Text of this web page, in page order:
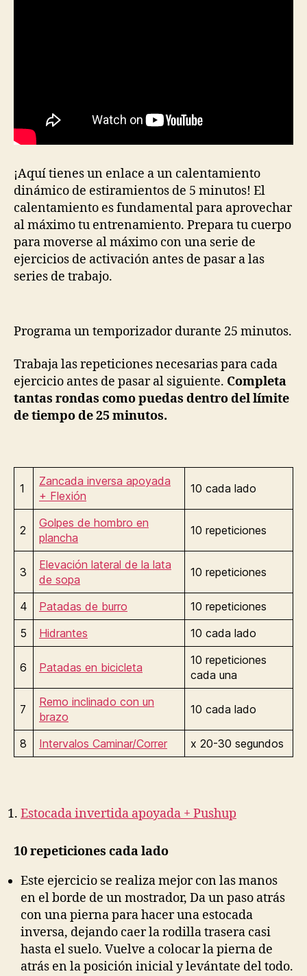
¡Aquí tienes un enlace a un calentamiento
dinámico de estiramientos de 5 minutos! El
calentamiento es fundamental para aprovechar
al máximo tu entrenamiento. Prepara tu cuerpo
para moverse al máximo con una serie de
ejercicios de activación antes de pasar a las
series de trabajo.
Programa un temporizador durante 25 minutos.
Trabaja las repeticiones necesarias para cada
ejercicio antes de pasar al siguiente. Completa
tantas rondas como puedas dentro del límite
de tiempo de 25 minutos.
1
Zancada inversa apoyada
+ Flexión
10 cada lado
2
Golpes de hombro en
plancha
10 repeticiones
3
Elevación lateral de la lata
de sopa
10 repeticiones
4 Patadas de burro
10 repeticiones
5
Hidrantes 10 cada lado
6 Patadas en bicicleta
10 repeticiones
cada una
7
Remo inclinado con un
brazo
10 cada lado
8 Intervalos Caminar/Correr x 20-30 segundos
Estocada invertida apoyada + Pushup
10 repeticiones cada lado
Este ejercicio se realiza mejor con las manos
en el borde de un mostrador, Da un paso atrás
con una pierna para hacer una estocada
inversa, dejando caer la rodilla trasera casi
hasta el suelo. Vuelve a colocar la pierna de
atrás en la posición inicial y levántate del todo.